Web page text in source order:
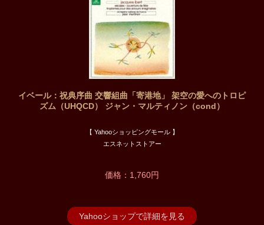
イベール：祝典序曲 交響組曲「寄港地」 架空の愛へのトロピ
ズム（UHQCD） ジャン・マルティノン（cond）
【 Yahooショッピングモール 】
エスネットストアー
価格：1,760円
Yahooショップで詳細を見る